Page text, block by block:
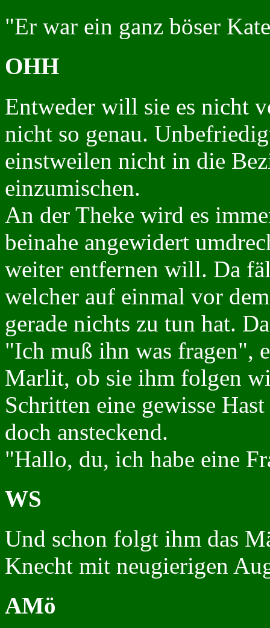
"Er war ein ganz böser
OHH
Entweder will sie es nicht
nicht so genau.
einstweilen nicht in die
einzumischen.
An der Theke wird es
beinahe angewidert
weiter entfernen will. Da
welcher auf einmal vor
gerade nichts zu tun hat.
"Ich muß ihn was fragen",
Marlit, ob sie ihm folgen
Schritten eine gewisse
doch ansteckend.
"Hallo, du, ich habe eine
WS
Und schon folgt ihm das
Knecht mit neugierigen
AMö